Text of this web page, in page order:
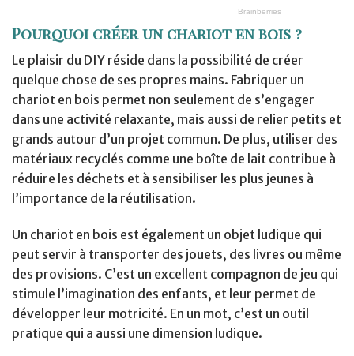
Pourquoi créer un chariot en bois ?
Le plaisir du DIY réside dans la possibilité de créer
quelque chose de ses propres mains. Fabriquer un
chariot en bois permet non seulement de s’engager
dans une activité relaxante, mais aussi de relier petits et
grands autour d’un projet commun. De plus, utiliser des
matériaux recyclés comme une boîte de lait contribue à
réduire les déchets et à sensibiliser les plus jeunes à
l’importance de la réutilisation.
Un chariot en bois est également un objet ludique qui
peut servir à transporter des jouets, des livres ou même
des provisions. C’est un excellent compagnon de jeu qui
stimule l’imagination des enfants, et leur permet de
développer leur motricité. En un mot, c’est un outil
pratique qui a aussi une dimension ludique.